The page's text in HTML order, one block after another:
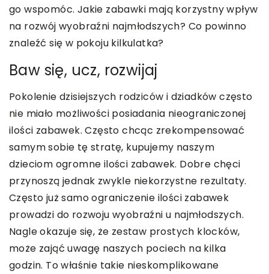
go wspomóc. Jakie zabawki mają korzystny wpływ
na rozwój wyobraźni najmłodszych? Co powinno
znaleźć się w pokoju kilkulatka?
Baw się, ucz, rozwijaj
Pokolenie dzisiejszych rodziców i dziadków często
nie miało możliwości posiadania nieograniczonej
ilości zabawek. Często chcąc zrekompensować
samym sobie tę stratę, kupujemy naszym
dzieciom ogromne ilości zabawek. Dobre chęci
przynoszą jednak zwykle niekorzystne rezultaty.
Często już samo ograniczenie ilości zabawek
prowadzi do rozwoju wyobraźni u najmłodszych.
Nagle okazuje się, że zestaw prostych klocków,
może zająć uwagę naszych pociech na kilka
godzin. To właśnie takie nieskomplikowane